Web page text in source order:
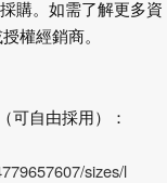
購。如需了解更多資
權經銷商。
可自由採用）：
sizes/l